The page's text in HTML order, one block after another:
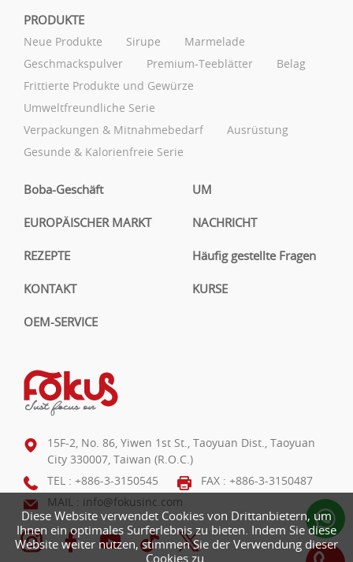
Diese Website verwendet Cookies von Drittanbietern, um
Ihnen ein optimales Surferlebnis zu bieten. Indem Sie diese
Website weiter nutzen, stimmen Sie der Verwendung dieser
Cookies zu.
PRODUKTE
Neue Produkte Sirupe
Marmelade
Geschmackspulver
Premium-Teeblätter
Belag
Frittierte Produkte und Gewürze
Umweltfreundliche Serie
Verpackungen & Mitnahmebedarf
Ausrüstung
Gesunde & Kalorienfreie Serie
Boba-Geschäft UM
EUROPÄISCHER MARKT NACHRICHT
REZEPTE Häufig gestellte Fragen
KONTAKT KURSE
OEM-SERVICE
15F-2, No. 86, Yiwen 1st St., Taoyuan Dist., Taoyuan
City 330007, Taiwan (R.O.C.)
TEL : +886-3-3150545
FAX : +886-3-3150487
MAIL : info@fokusinc.com